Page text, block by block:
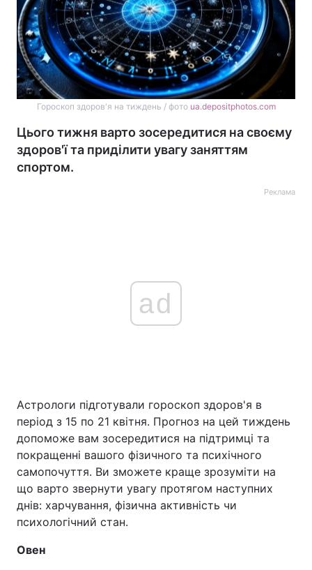
Гороскоп здоров'я на тиждень / фото ua.depositphotos.com
Цього тижня варто зосередитися на своєму
здоров'ї та приділити увагу заняттям
спортом.
Реклама
ad
Астрологи підготували гороскоп здоров'я в
період з 15 по 21 квітня. Прогноз на цей тиждень
допоможе вам зосередитися на підтримці та
покращенні вашого фізичного та психічного
самопочуття. Ви зможете краще зрозуміти на
що варто звернути увагу протягом наступних
днів: харчування, фізична активність чи
психологічний стан.
Овен